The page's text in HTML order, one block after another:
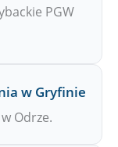
PGW
w Gryfinie
Odrze.